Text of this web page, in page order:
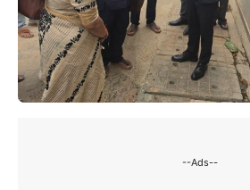
--Ads--